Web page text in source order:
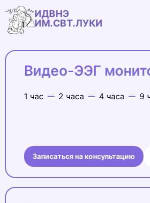
ИДВНЭ
ИМ.СВТ.ЛУКИ
Видео-ЭЭГ
1 час 2 часа 4 часа 9
Записаться на консультацию